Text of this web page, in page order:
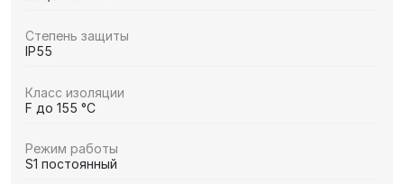
Степень защиты
IP55
Класс изоляции
F до 155 °C
Режим работы
S1 постоянный